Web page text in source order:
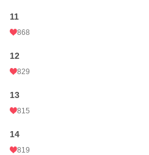
11
868
12
829
13
815
14
819